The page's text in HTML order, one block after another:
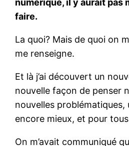
numérique, il y aurait pas
faire.
La quoi? Mais de quoi on
me renseigne.
Et là j’ai découvert un
nouvelle façon de penser
nouvelles problématiques,
encore mieux, et pour
On m’avait communiqué